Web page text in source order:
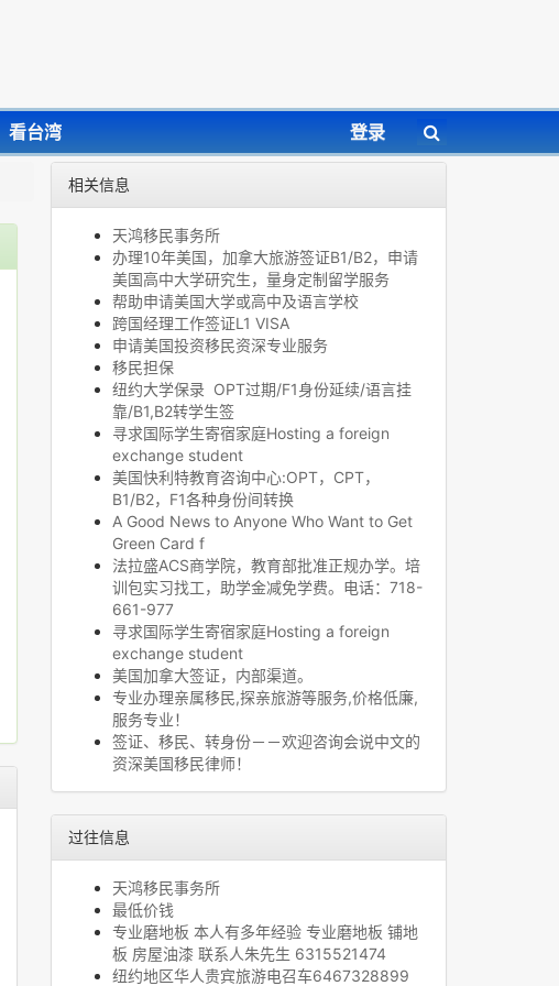
看台湾 登录
相关信息
天鸿移民事务所
办理10年美国，加拿大旅游签证B1/B2，申请
美国高中大学研究生，量身定制留学服务
帮助申请美国大学或高中及语言学校
跨国经理工作签证L1 VISA
申请美国投资移民资深专业服务
移民担保
纽约大学保录 OPT过期/F1身份延续/语言挂
靠/B1,B2转学生签
寻求国际学生寄宿家庭Hosting a foreign
exchange student
美国快利特教育咨询中心:OPT，CPT，
B1/B2，F1各种身份间转换
A Good News to Anyone Who Want to Get
Green Card f
法拉盛ACS商学院，教育部批准正规办学。培
训包实习找工，助学金减免学费。电话：718-
661-977
寻求国际学生寄宿家庭Hosting a foreign
exchange student
美国加拿大签证，内部渠道。
专业办理亲属移民,探亲旅游等服务,价格低廉,
服务专业！
签证、移民、转身份－－欢迎咨询会说中文的
资深美国移民律师！
过往信息
天鸿移民事务所
最低价钱
专业磨地板 本人有多年经验 专业磨地板 铺地
板 房屋油漆 联系人朱先生 6315521474
纽约地区华人贵宾旅游电召车6467328899